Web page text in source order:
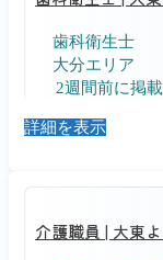
歯科衛生士
大分エリア
2週間前に掲載
詳細を表示
介護職員 | 大東